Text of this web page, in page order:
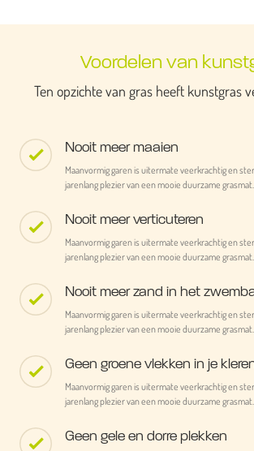
Voordelen van
Ten opzichte van gras heeft kunstgras
Nooit meer maaien
Maanvormig garen is uitermate veerkrachtig en
jarenlang plezier van een mooie duurzame grasmat.
Nooit meer verticuteren
Maanvormig garen is uitermate veerkrachtig en
jarenlang plezier van een mooie duurzame grasmat.
Nooit meer zand in het
Maanvormig garen is uitermate veerkrachtig en
jarenlang plezier van een mooie duurzame grasmat.
Geen groene vlekken in je
Maanvormig garen is uitermate veerkrachtig en
jarenlang plezier van een mooie duurzame grasmat.
Geen gele en dorre plekken